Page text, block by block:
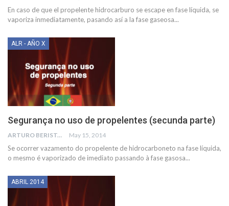
En caso de que el propelente hidrocarburo se escape en fase líquida, se
vaporiza inmediatamente, pasando así a la fase gaseosa...
ALR - AÑO X
Segurança no uso de propelentes (secunda parte)
ARTURO BERISTAIN BEJARANO May 15, 2014
Se ocorrer vazamento do propelente de hidrocarboneto na fase líquida,
o mesmo é vaporizado de imediato passando à fase gasosa...
ABRIL 2014